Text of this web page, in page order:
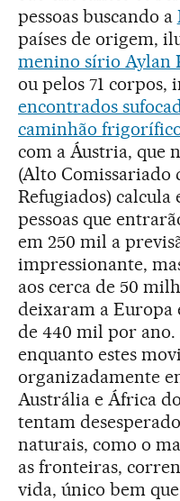
pessoas buscando a
países de origem,
menino sírio Aylan
ou pelos 71
encontrados
caminhão
com a Áustria, que
(Alto Comissariado
Refugiados)
pessoas que
em 250 mil a
impressionante,
aos cerca de 50
deixaram a Europa
de 440 mil por ano.
enquanto estes
organizadamente
Austrália e África
tentam
naturais, como o
as fronteiras,
vida, único bem